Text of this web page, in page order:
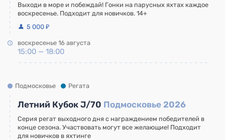
Выходи в море и побеждай! Гонки на парусных яхтах каждое
воскресенье. Подходит для новичков. 14+
5 000 ₽
воскресенье 16 августа
15:00 — 18:00
Подмосковье Регата
Летний Кубок J/70 Подмосковье 2026
Серия регат выходного дня с награждением победителей в
конце сезона. Участвовать могут все желающие! Подходит
для новичков в яхтинге